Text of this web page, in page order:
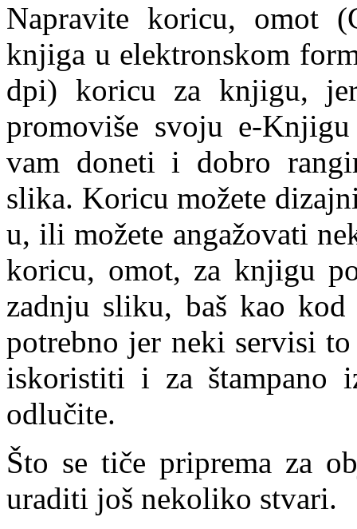
Napravite koricu, omot
knjiga u elektronskom
dpi) koricu za knjigu,
promoviše svoju e-
vam doneti i dobro
slika. Koricu možete
u, ili možete angažovati
koricu, omot, za knjigu
zadnju sliku, baš kao
potrebno jer neki servisi
iskoristiti i za štampano
odlučite.
Što se tiče priprema za
uraditi još nekoliko stvari.